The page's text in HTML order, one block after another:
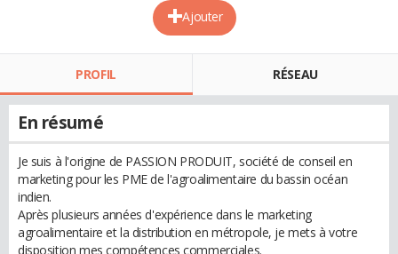
Ajouter
PROFIL RÉSEAU
En résumé
Je suis à l'origine de PASSION PRODUIT, société de conseil en
marketing pour les PME de l'agroalimentaire du bassin océan
indien.
Après plusieurs années d'expérience dans le marketing
agroalimentaire et la distribution en métropole, je mets à votre
disposition mes compétences commerciales.